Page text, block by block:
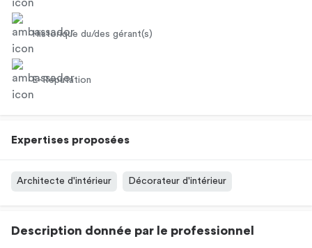
Historique du/des gérant(s)
E-Réputation
Expertises proposées
Architecte d'intérieur Décorateur d'intérieur
Description donnée par le professionnel